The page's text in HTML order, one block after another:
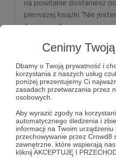
Cenimy
Dbamy o Twoją prywatność i
korzystania z naszych usług
poniżej prezentujemy Ci
zasadach przetwarzania przez
osobowych.
Aby wyrazić zgody na
automatycznego śledzenia i
informacji na Twoim urządzeniu
przechowywanie przez Crowd8
zewnętrzne, które wspierają
kliknij AKCEPTUJĘ I
na powitanie dostaniesz
pierwszej książki "Nie
Aspergera".
Patroni: 31
110 zł
Cóż... Musisz być
Właśnie wylaliśmy
neuroróżnorodności, by